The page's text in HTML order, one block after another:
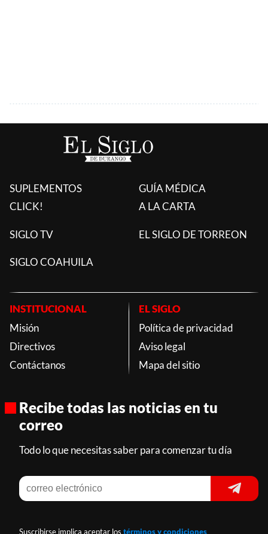
SUPLEMENTOS
CLICK!
GUÍA MÉDICA
A LA CARTA
SIGLO TV EL SIGLO DE TORREON
SIGLO COAHUILA
INSTITUCIONAL
Misión
Directivos
Contáctanos
EL SIGLO
Política de privacidad
Aviso legal
Mapa del sitio
Recibe todas las noticias en tu
correo
Todo lo que necesitas saber para comenzar tu día
Suscribirse implica aceptar los términos y condiciones